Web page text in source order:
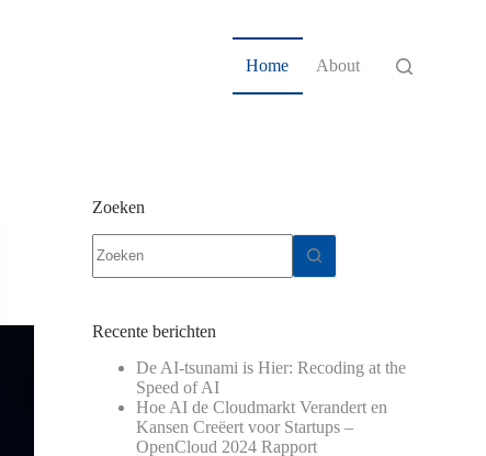
Home About
Zoeken
resultaten
Recente berichten
De AI-tsunami is Hier: Recoding at the
Speed of AI
Hoe AI de Cloudmarkt Verandert en
Kansen Creëert voor Startups –
OpenCloud 2024 Rapport